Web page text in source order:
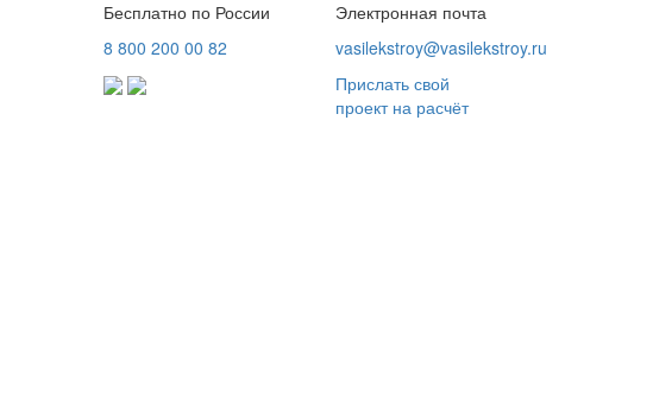
Бесплатно по России
8 800 200 00 82
Электронная почта
vasilekstroy@vasilekstroy.ru
Прислать свой
проект на расчёт